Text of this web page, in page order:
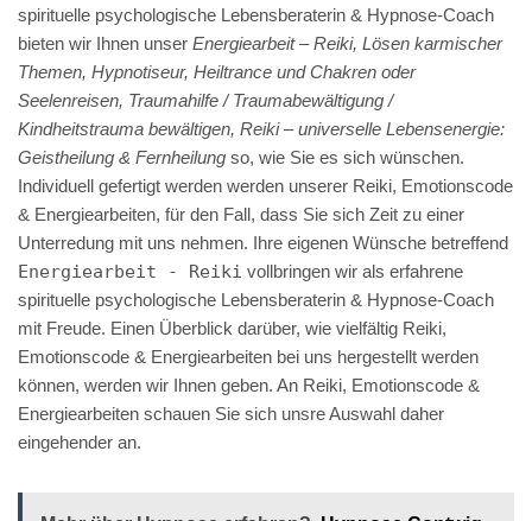
spirituelle psychologische Lebensberaterin & Hypnose-Coach
bieten wir Ihnen unser Energiearbeit – Reiki, Lösen karmischer
Themen, Hypnotiseur, Heiltrance und Chakren oder
Seelenreisen, Traumahilfe / Traumabewältigung /
Kindheitstrauma bewältigen, Reiki – universelle Lebensenergie:
Geistheilung & Fernheilung so, wie Sie es sich wünschen.
Individuell gefertigt werden werden unserer Reiki, Emotionscode
& Energiearbeiten, für den Fall, dass Sie sich Zeit zu einer
Unterredung mit uns nehmen. Ihre eigenen Wünsche betreffend
Energiearbeit - Reiki vollbringen wir als erfahrene
spirituelle psychologische Lebensberaterin & Hypnose-Coach
mit Freude. Einen Überblick darüber, wie vielfältig Reiki,
Emotionscode & Energiearbeiten bei uns hergestellt werden
können, werden wir Ihnen geben. An Reiki, Emotionscode &
Energiearbeiten schauen Sie sich unsre Auswahl daher
eingehender an.